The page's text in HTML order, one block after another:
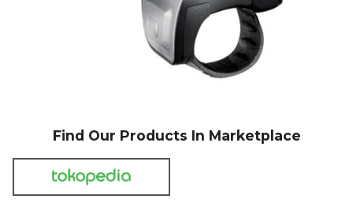
Find Our Products In Marketplace